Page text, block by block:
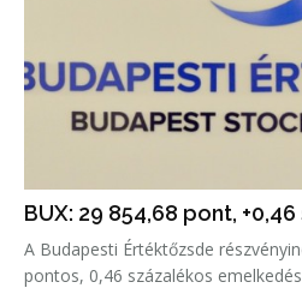
BUX: 29 854,68 pont,
A Budapesti Értéktőzsde
pontos, 0,46 százalékos